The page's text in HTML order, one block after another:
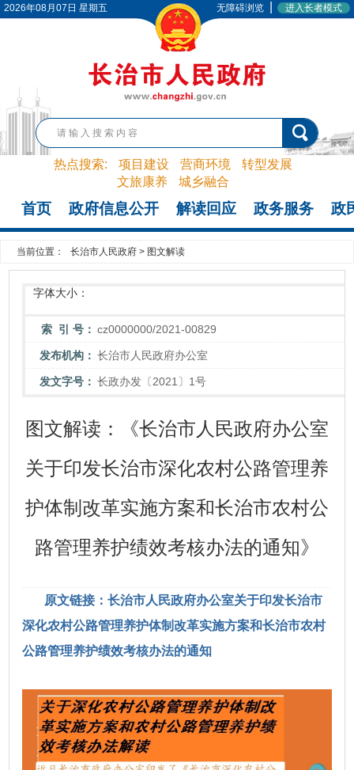
2026年08月07日 星期五 无障碍浏览 进入长者模式
热点搜索: 项目建设 营商环境
转型发展
文旅康养
城乡融合
首页 政府信息公开 解读回应 政务服务 政
当前位置： 长治市人民政府 > 图文解读
字体大小：
索 引 号： cz0000000/2021-00829
发布机构： 长治市人民政府办公室
发文字号： 长政办发〔2021〕1号
图文解读：《长治市人民政府办公室
关于印发长治市深化农村公路管理养
护体制改革实施方案和长治市农村公
路管理养护绩效考核办法的通知》
原文链接：长治市人民政府办公室关于印发长治市
深化农村公路管理养护体制改革实施方案和长治市农村
公路管理养护绩效考核办法的通知